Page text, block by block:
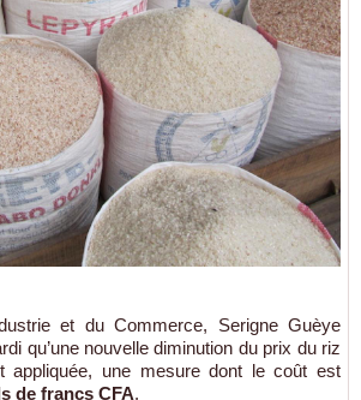
et du Commerce, Serigne Guèye
qu’une nouvelle diminution du prix du riz
appliquée, une mesure dont le coût est
de francs CFA.